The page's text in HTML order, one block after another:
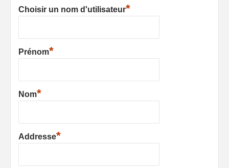
Choisir un nom d'utilisateur*
Prénom*
Nom*
Addresse*